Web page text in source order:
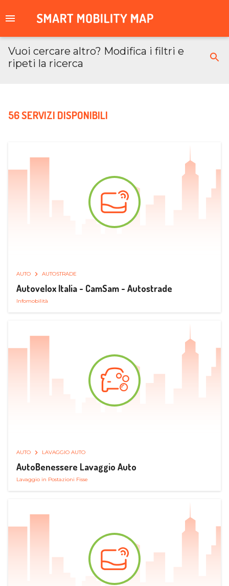
Vuoi cercare altro? Modifica i filtri e
ripeti la ricerca
56 SERVIZI DISPONIBILI
AUTO AUTOSTRADE
Autovelox Italia - CamSam - Autostrade
Infomobilità
AUTO LAVAGGIO AUTO
AutoBenessere Lavaggio Auto
Lavaggio in Postazioni Fisse